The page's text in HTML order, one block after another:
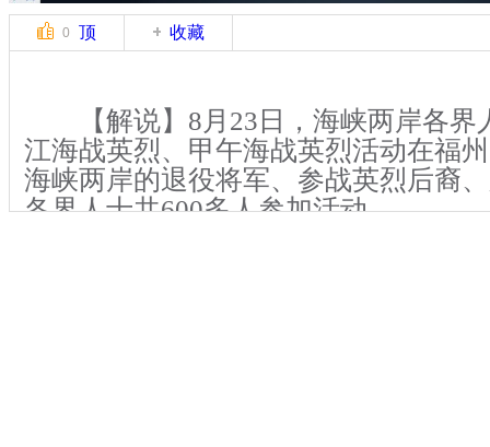
0 顶 收藏
【解说】8月23日，海峡两岸各界
江海战英烈、甲午海战英烈活动在福
海峡两岸的退役将军、参战英烈后裔
各界人士共600多人参加活动。